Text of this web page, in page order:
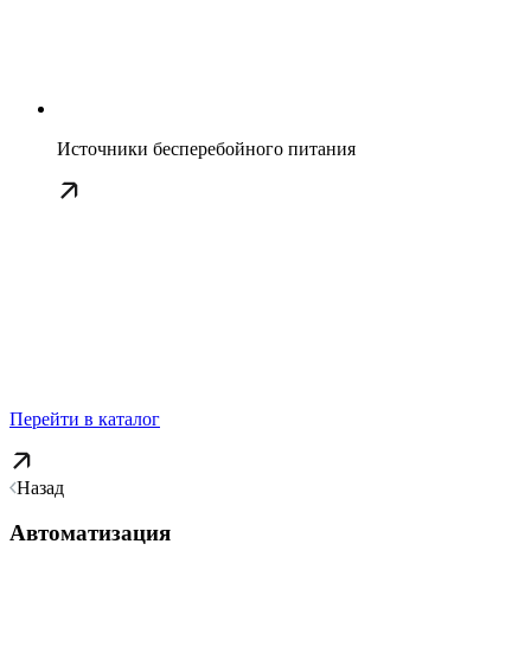
Источники бесперебойного питания
Перейти в каталог
Назад
Автоматизация